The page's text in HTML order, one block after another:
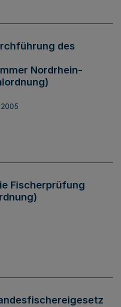
des
Nordrhein-
2005
Fischerprüfung